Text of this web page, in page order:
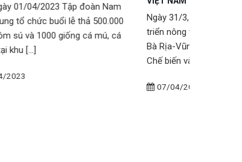
Ngày 31/3, Bộ Nông nghiệp và Phát
triển nông thôn, Ủy ban nhân dân tỉnh
Bà Rịa-Vũng Tàu, Báo Tuổi Trẻ, Hiệp hội